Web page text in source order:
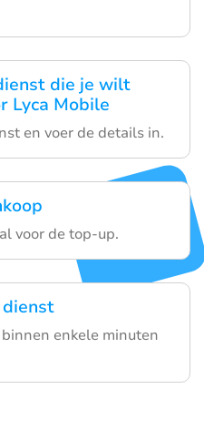
die je wilt
Lyca Mobile
en voer de details in.
voor de top-up.
dienst
enkele minuten